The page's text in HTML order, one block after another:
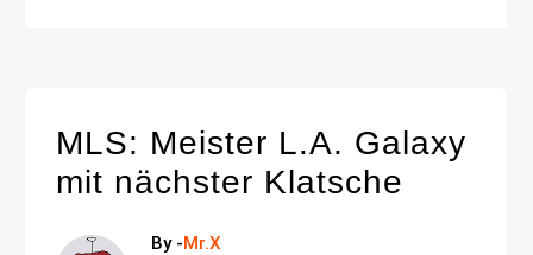
MLS: Meister L.A. Galaxy
mit nächster Klatsche
By -Mr.X